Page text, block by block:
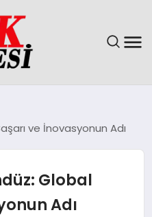
ve İnovasyonun Adı
Global
Adı